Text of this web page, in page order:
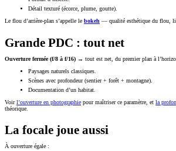
Détail texturé (écorce, plume, goutte).
Le flou d’arrière-plan s’appelle le bokeh — qualité esthétique du flou,
Grande PDC : tout net
Ouverture fermée (f/8 à f/16) → tout est net, du premier plan à
Paysages naturels classiques.
Scènes avec profondeur (sentier + forêt + montagne).
Documentation d’un habitat.
Voirl’ouverture en photographie pour maîtriser ce paramètre, et la
théorique.
La focale joue aussi
À ouverture égale :